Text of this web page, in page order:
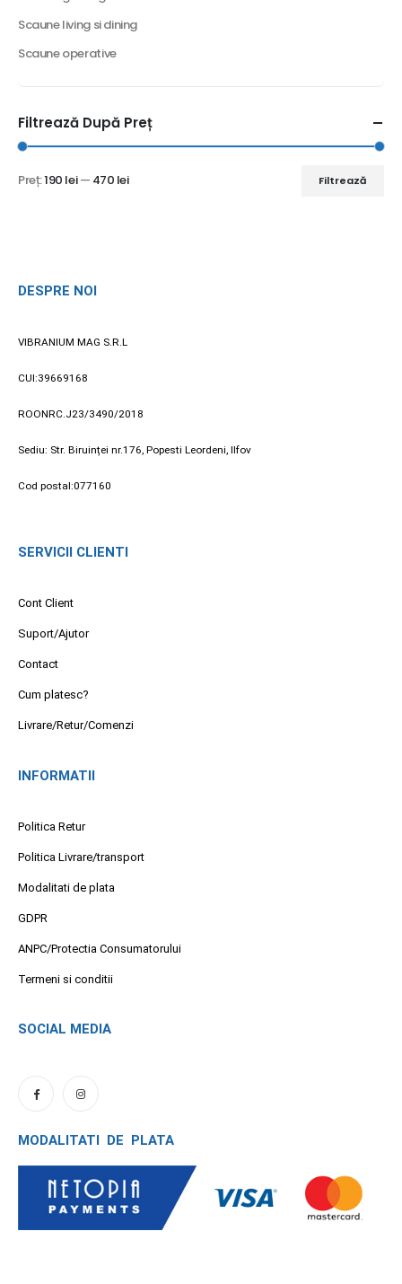
Scaune living si dining
Scaune operative
Filtrează După Preț
Filtrează
Preț:190 lei— 470 lei
DESPRE NOI
VIBRANIUM MAG S.R.L
CUI:39669168
ROONRC.J23/3490/2018
Sediu: Str. Biruinței nr.176, Popesti Leordeni, Ilfov
Cod postal:077160
SERVICII CLIENTI
Cont Client
Suport/Ajutor
Contact
Cum platesc?
Livrare/Retur/Comenzi
INFORMATII
Politica Retur
Politica Livrare/transport
Modalitati de plata
GDPR
ANPC/Protectia Consumatorului
Termeni si conditii
SOCIAL MEDIA
MODALITATI DE PLATA